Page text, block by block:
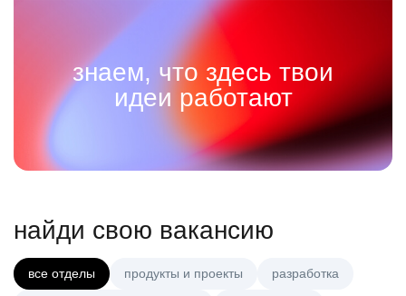
знаем, что здесь твои
идеи работают
найди свою вакансию
все отделы продукты и проекты разработка